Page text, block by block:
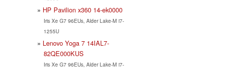
HP Pavilion x360 14-ek0000
Iris Xe G7 96EUs, Alder Lake-M i7-
1255U
Lenovo Yoga 7 14IAL7-
82QE000KUS
Iris Xe G7 96EUs, Alder Lake-M i7-